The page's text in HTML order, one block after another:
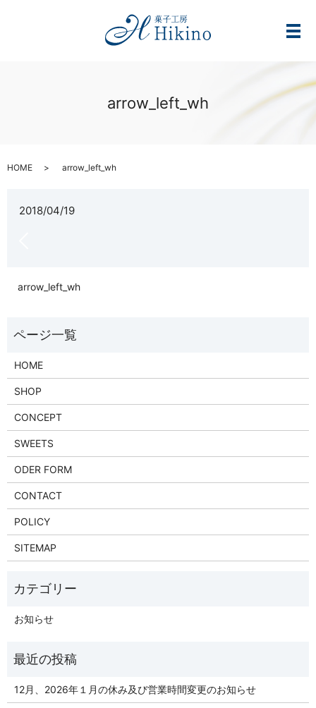
メ
arrow_left_wh
HOME arrow_left_wh
2018/04/19
arrow_left_wh
HOME
SHOP
CONCEPT
SWEETS
ODER FORM
CONTACT
POLICY
SITEMAP
お知らせ
12月、2026年１月の休み及び営業時間変更のお知らせ